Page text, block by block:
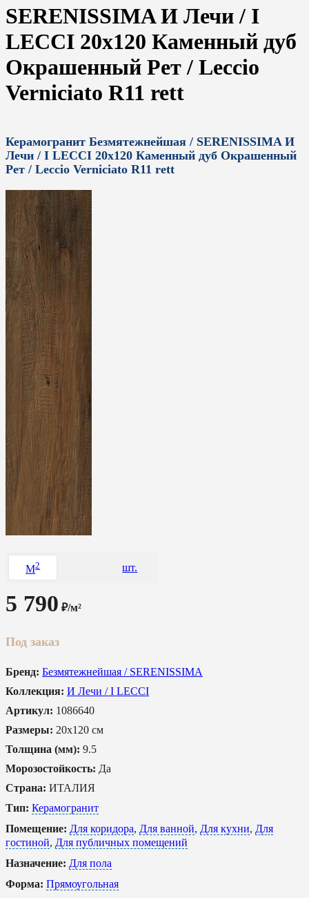
SERENISSIMA И Лечи / I
LECCI 20x120 Каменный дуб
Окрашенный Рет / Leccio
Verniciato R11 rett
Керамогранит Безмятежнейшая / SERENISSIMA И
Лечи / I LECCI 20x120 Каменный дуб Окрашенный
Рет / Leccio Verniciato R11 rett
M2 шт.
5 790 ₽/м²
Под заказ
Бренд: Безмятежнейшая / SERENISSIMA
Коллекция: И Лечи / I LECCI
Артикул: 1086640
Размеры: 20x120 см
Толщина (мм): 9.5
Морозостойкость: Да
Страна: ИТАЛИЯ
Тип: Керамогранит
Помещение: Для коридора, Для ванной, Для кухни, Для
гостиной, Для публичных помещений
Назначение: Для пола
Форма: Прямоугольная